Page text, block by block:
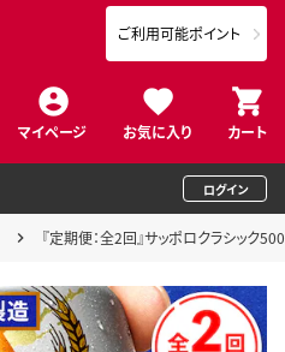
マイページ お気に入り カート
ご利用可能ポイント
ログイン
『定期便：全2回』サッポロクラシック